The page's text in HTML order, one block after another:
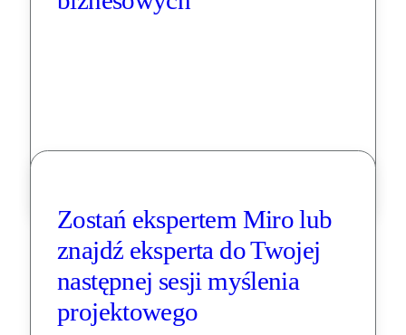
Zostań ekspertem Miro lub
znajdź eksperta do Twojej
następnej sesji myślenia
projektowego